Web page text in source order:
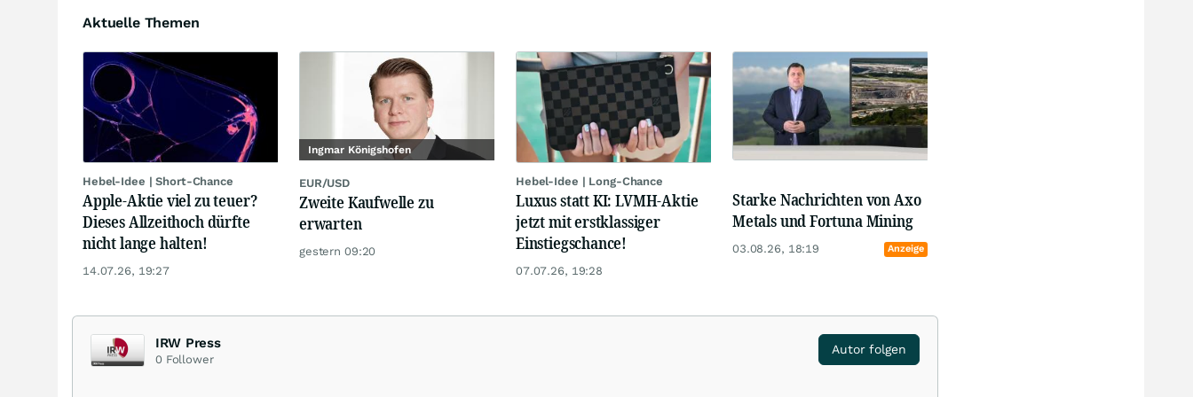
Aktuelle Themen
Hebel-Idee | Short-Chance
Apple-Aktie viel zu teuer?
Dieses Allzeithoch dürfte
nicht lange halten!
14.07.26, 19:27
Ingmar Königshofen
EUR/USD
Zweite Kaufwelle zu
erwarten
gestern 09:20
Hebel-Idee | Long-Chance
Luxus statt KI: LVMH-Aktie
jetzt mit erstklassiger
Einstiegschance!
07.07.26, 19:28
Starke Nachrichten von Axo
Metals und Fortuna Mining
03.08.26, 18:19 Anzeige
IRW Press
0 Follower
Autor folgen